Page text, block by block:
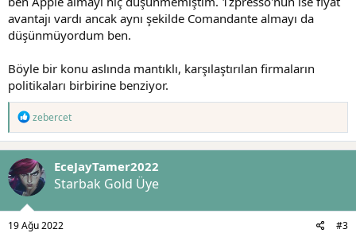
avantajı vardı ancak aynı şekilde Comandante almayı da
düşünmüyordum ben.
Böyle bir konu aslında mantıklı, karşılaştırılan firmaların
politikaları birbirine benziyor.
T
e
p
k
i
l
e
r
:
zebercet
EceJayTamer2022
Starbak Gold Üye
19 Ağu 2022 #3